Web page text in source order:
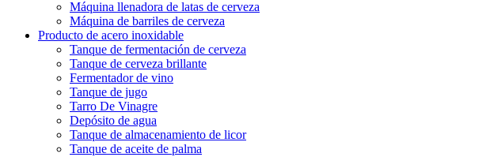
Máquina llenadora de latas de cerveza
Máquina de barriles de cerveza
Producto de acero inoxidable
Tanque de fermentación de cerveza
Tanque de cerveza brillante
Fermentador de vino
Tanque de jugo
Tarro De Vinagre
Depósito de agua
Tanque de almacenamiento de licor
Tanque de aceite de palma